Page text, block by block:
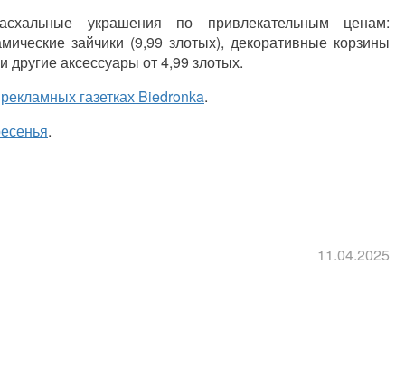
украшения по привлекательным ценам:
зайчики (9,99 злотых), декоративные корзины
аксессуары от 4,99 злотых.
рекламных газетках Biedronka.
.
11.04.2025